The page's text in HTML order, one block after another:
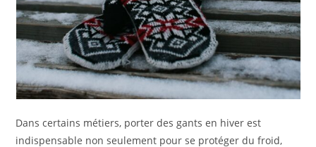
Dans certains métiers, porter des gants en hiver est
indispensable non seulement pour se protéger du froid,